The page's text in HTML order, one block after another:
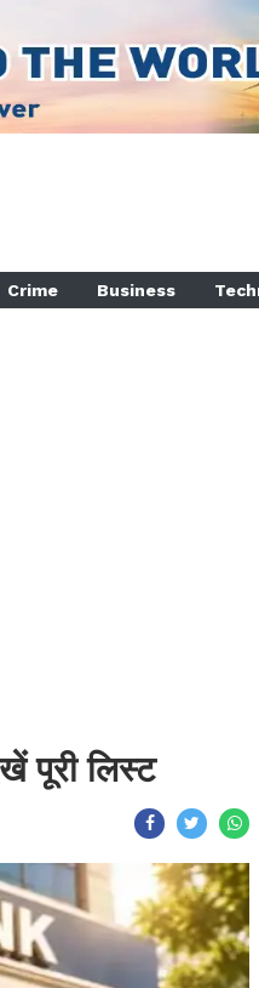
Crime Business
पूरी लिस्ट